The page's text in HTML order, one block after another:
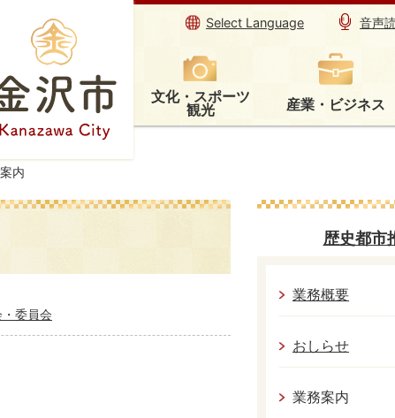
Select Language 音声
文化・スポーツ
観光 産業・ビジネス
内
委員会
歴史都市
業務概要
おしらせ
業務案内